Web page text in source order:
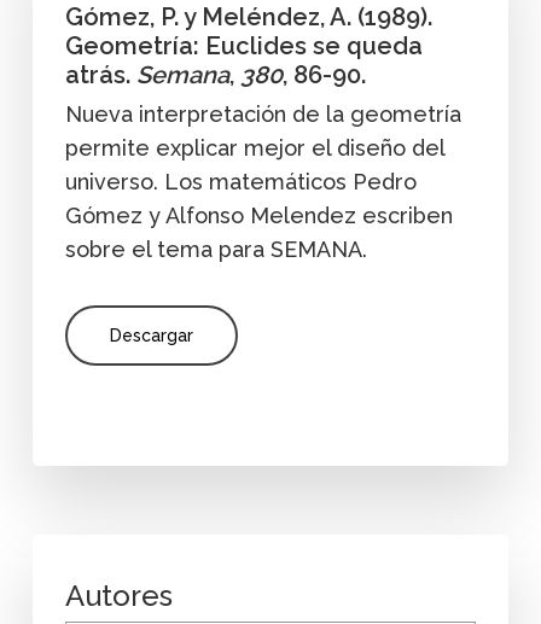
Gómez, P. y Meléndez, A. (1989).
Geometría: Euclides se queda
atrás. Semana, 380, 86-90.
Nueva interpretación de la geometría
permite explicar mejor el diseño del
universo. Los matemáticos Pedro
Gómez y Alfonso Melendez escriben
sobre el tema para SEMANA.
Descargar
Autores